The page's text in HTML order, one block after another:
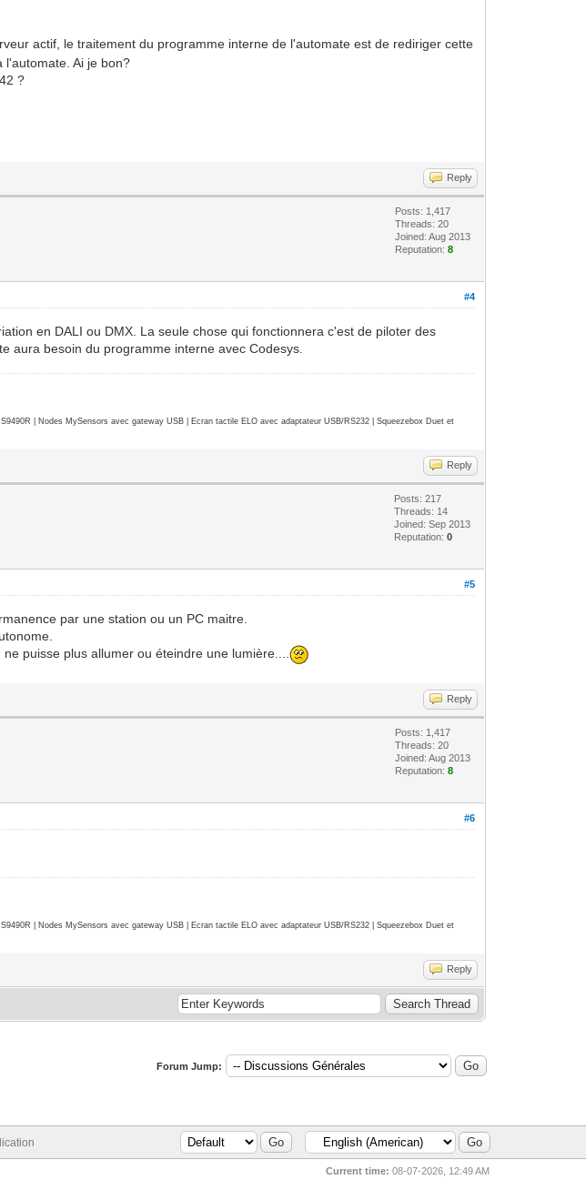
actif, le traitement du programme interne de l'automate est de rediriger cette
l'automate. Ai je bon?
?
Reply
Posts: 1,417
Threads: 20
Joined: Aug 2013
Reputation:8
#4
en DALI ou DMX. La seule chose qui fonctionnera c'est de piloter des
aura besoin du programme interne avec Codesys.
| Nodes MySensors avec gateway USB | Ecran tactile ELO avec adaptateur USB/RS232 | Squeezebox Duet et
Reply
Posts: 217
Threads: 14
Joined: Sep 2013
Reputation:0
#5
par une station ou un PC maitre.
puisse plus allumer ou éteindre une lumière....
Reply
Posts: 1,417
Threads: 20
Joined: Aug 2013
Reputation:8
#6
| Nodes MySensors avec gateway USB | Ecran tactile ELO avec adaptateur USB/RS232 | Squeezebox Duet et
Reply
Forum Jump:
Current time: 08-07-2026, 12:49 AM